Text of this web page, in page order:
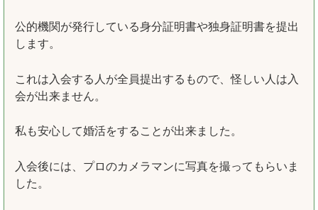
公的機関が発行している身分証明書や独身証明書を提出
します。
これは入会する人が全員提出するもので、怪しい人は入
会が出来ません。
私も安心して婚活をすることが出来ました。
入会後には、プロのカメラマンに写真を撮ってもらいま
した。